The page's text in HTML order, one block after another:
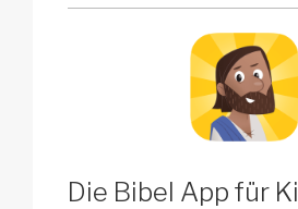
Die Bibel App für